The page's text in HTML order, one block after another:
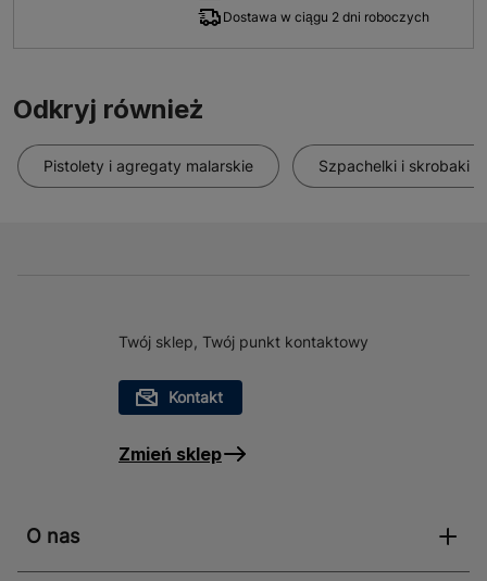
Dostawa w ciągu 2 dni roboczych
Odkryj również
Pistolety i agregaty malarskie Szpachelki i skrobaki
Twój sklep, Twój punkt kontaktowy
Kontakt
Zmień sklep
O nas